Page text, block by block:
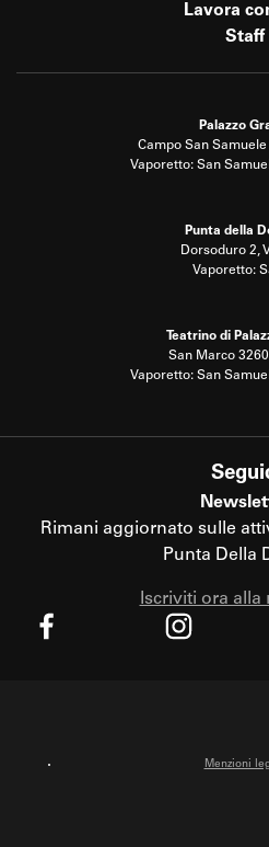
Lavora
Staff
Palazzo
Campo San Samuele
Vaporetto: San
Punta della
Dorsoduro 2,
Vaporetto:
Teatrino di
San Marco
Vaporetto: San
Rimani aggiornato sulle
Punta Della
Iscriviti ora alla
Menzioni